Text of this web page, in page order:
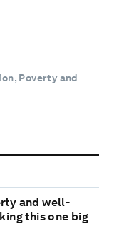
Poverty and
and well-
this one big